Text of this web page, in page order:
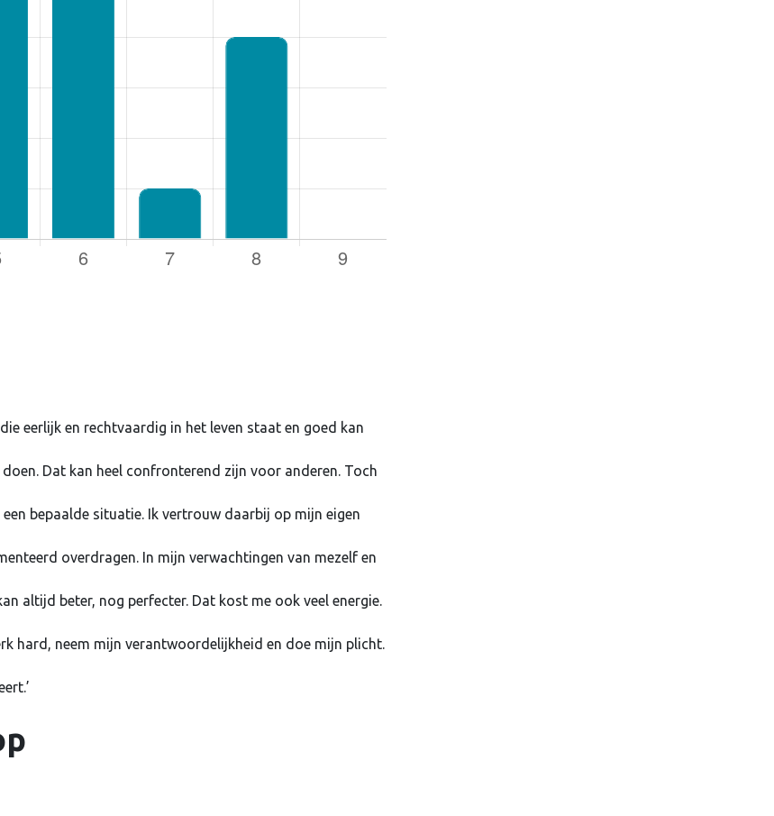
eerlijk en rechtvaardig in het leven staat en goed kan
Dat kan heel confronterend zijn voor anderen. Toch
bepaalde situatie. Ik vertrouw daarbij op mijn eigen
overdragen. In mijn verwachtingen van mezelf en
altijd beter, nog perfecter. Dat kost me ook veel energie.
hard, neem mijn verantwoordelijkheid en doe mijn plicht.
of e-mailadres
Je wachtwoord vergeten?